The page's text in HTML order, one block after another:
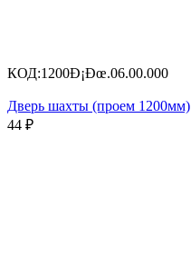
КОД:1200Ð¡Ðœ.06.00.000
Дверь шахты (проем 1200мм)
44 ₽